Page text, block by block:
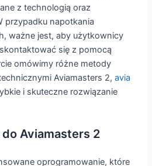
z technologią oraz
przypadku napotkania
ważne jest, aby użytkownicy
się z pomocą
omówimy różne metody
Aviamasters 2,avia
i skuteczne rozwiązanie
Aviamasters 2
oprogramowanie, które